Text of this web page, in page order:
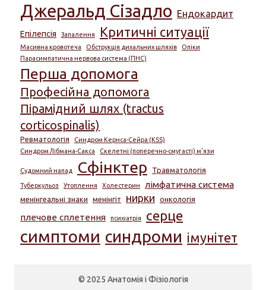
Джеральд Сізадло Ендокардит
Епілепсія Запалення Критичні ситуації
Масивна кровотеча Обструкція дихальних шляхів
Опіки
Парасимпатична нервова система (ПНС)
Перша допомога
Професійна допомога
Пірамідний шлях (tractus
corticospinalis)
Ревматологія
Синдром Кернса-Сейра (KSS)
Синдром Лібмана-Сакса
Скелетні (поперечно-смугасті) м’язи
Судомний напад Сфінктер Травматологія
Туберкульоз Утоплення Холестерин лімфатична система
менінгеальні знаки менінгіт нирки онкологія
плечове сплетення психіатрія серце
симптоми синдроми імунітет
© 2025 Анатомія і Фізіологія